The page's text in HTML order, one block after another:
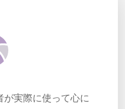
が実際に使って心に